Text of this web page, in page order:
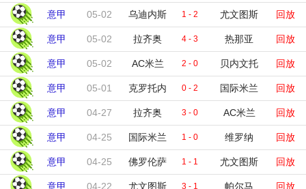
意甲 05-02 乌迪内斯 1 - 2 尤文图斯 回放
意甲 05-02 拉齐奥 4 - 3 热那亚 回放
意甲 05-02 AC米兰 2 - 0 贝内文托 回放
意甲 05-01 克罗托内 0 - 2 国际米兰 回放
意甲 04-27 拉齐奥 3 - 0 AC米兰 回放
意甲 04-25 国际米兰 1 - 0 维罗纳 回放
意甲 04-25 佛罗伦萨 1 - 1 尤文图斯 回放
意甲 04-22 尤文图斯 3 - 1 帕尔马 回放